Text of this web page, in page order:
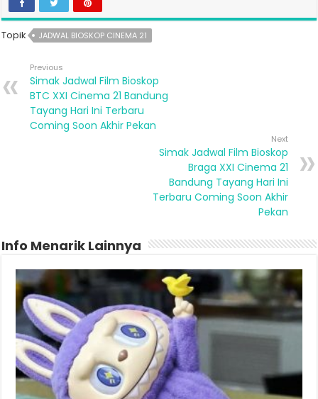
Topik JADWAL BIOSKOP CINEMA 21
Previous
Simak Jadwal Film Bioskop
BTC XXI Cinema 21 Bandung
Tayang Hari Ini Terbaru
Coming Soon Akhir Pekan
Next
Simak Jadwal Film Bioskop
Braga XXI Cinema 21
Bandung Tayang Hari Ini
Terbaru Coming Soon Akhir
Pekan
Info Menarik Lainnya